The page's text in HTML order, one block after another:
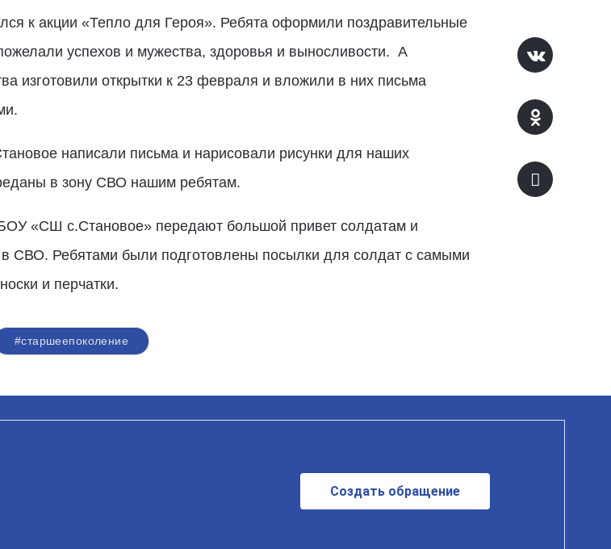
к акции «Тепло для Героя». Ребята оформили поздравительные
успехов и мужества, здоровья и выносливости. А
изготовили открытки к 23 февраля и вложили в них письма
написали письма и нарисовали рисунки для наших
в зону СВО нашим ребятам.
«СШ с.Становое» передают большой привет солдатам и
СВО. Ребятами были подготовлены посылки для солдат с самыми
и перчатки.
#старшеепоколение
Создать обращение